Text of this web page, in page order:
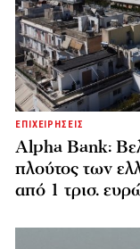
ΕΠΙΧΕΙΡΗΣΕΙΣ
Alpha Bank:
πλούτος των
από 1 τρισ.